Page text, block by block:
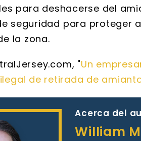
para deshacerse del
seguridad para proteger
la zona.
"Un
de retirada de
Acerca del
William